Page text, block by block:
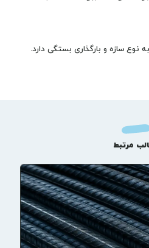
نوع سازه و بارگذاری بستگی دارد.
مرتبط